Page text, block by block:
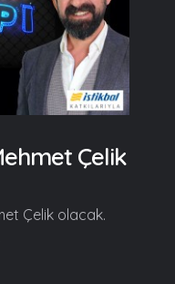
Çelik
Çelik olacak.